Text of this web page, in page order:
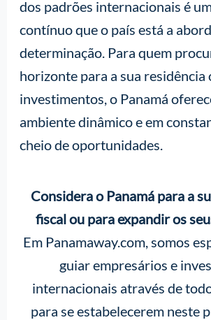
dos padrões internacionais é
contínuo que o país está a
determinação. Para quem
horizonte para a sua residência
investimentos, o Panamá
ambiente dinâmico e em
cheio de oportunidades.
Considera o Panamá para a
fiscal ou para expandir os
Em Panamaway.com, somos
guiar empresários e
internacionais através de
para se estabelecerem neste